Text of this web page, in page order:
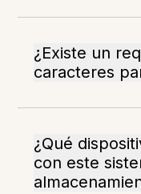
¿Existe un
caracteres
¿Qué
con este